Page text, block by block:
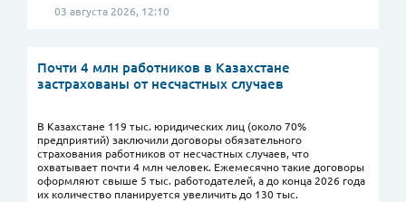
03 августа 2026, 12:10
Почти 4 млн работников в Казахстане
застрахованы от несчастных случаев
В Казахстане 119 тыс. юридических лиц (около 70%
предприятий) заключили договоры обязательного
страхования работников от несчастных случаев, что
охватывает почти 4 млн человек. Ежемесячно такие договоры
оформляют свыше 5 тыс. работодателей, а до конца 2026 года
их количество планируется увеличить до 130 тыс.